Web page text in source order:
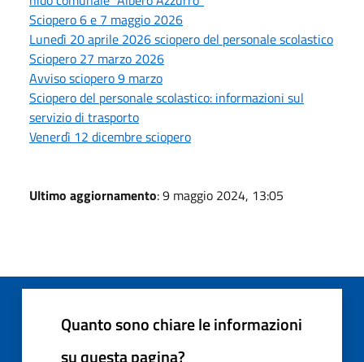
Sciopero 6 e 7 maggio 2026
Lunedì 20 aprile 2026 sciopero del personale scolastico
Sciopero 27 marzo 2026
Avviso sciopero 9 marzo
Sciopero del personale scolastico: informazioni sul
servizio di trasporto
Venerdì 12 dicembre sciopero
Ultimo aggiornamento: 9 maggio 2024, 13:05
Quanto sono chiare le informazioni
su questa pagina?